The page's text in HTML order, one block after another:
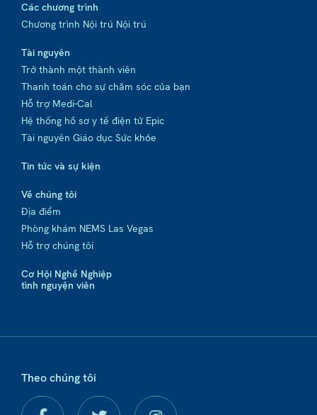
Các chương trình
Chương trình Nội trú Nội trú
Tài nguyên
Trở thành một thành viên
Thanh toán cho sự chăm sóc của bạn
Hỗ trợ Medi-Cal
Hệ thống hồ sơ y tế điện tử Epic
Tài nguyên Giáo dục Sức khỏe
Tin tức và sự kiện
Về chúng tôi
Địa điểm
Phòng khám NEMS Las Vegas
Hỗ trợ chúng tôi
Cơ Hội Nghề Nghiệp
tình nguyện viên
Theo chúng tôi